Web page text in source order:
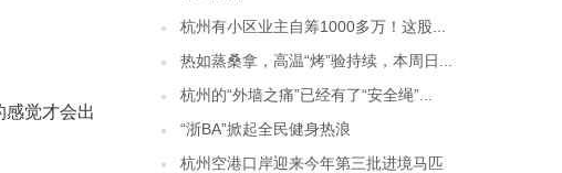
觉才会出
杭州有小区业主自筹1000多万！这股...
热如蒸桑拿，高温“烤”验持续，本周日...
杭州的“外墙之痛”已经有了“安全绳”...
“浙BA”掀起全民健身热浪
杭州空港口岸迎来今年第三批进境马匹